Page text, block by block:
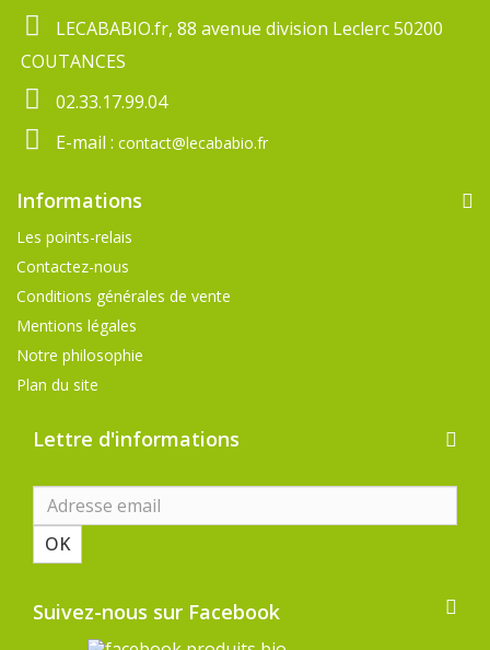
LECABABIO.fr, 88 avenue division Leclerc 50200
COUTANCES
02.33.17.99.04
E-mail : contact@lecababio.fr
Informations
Les points-relais
Contactez-nous
Conditions générales de vente
Mentions légales
Notre philosophie
Plan du site
Lettre d'informations
OK
Suivez-nous sur Facebook